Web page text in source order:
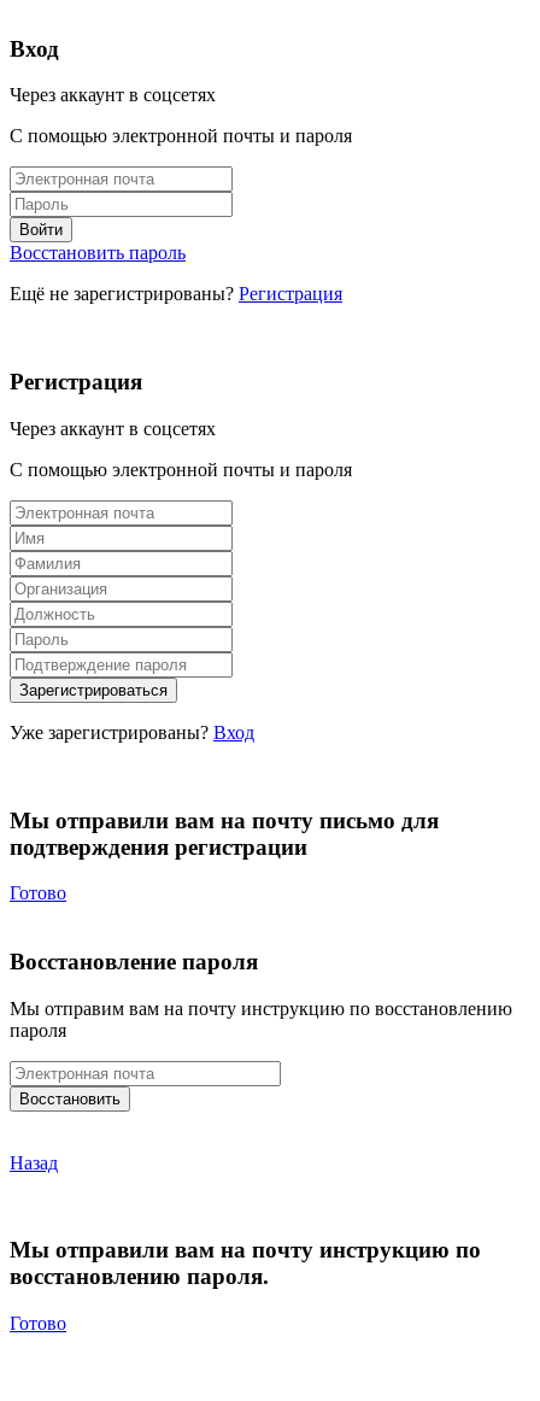
Вход
Через аккаунт в соцсетях
С помощью электронной почты и пароля
Восстановить пароль
Ещё не зарегистрированы? Регистрация
Регистрация
Через аккаунт в соцсетях
С помощью электронной почты и пароля
Уже зарегистрированы? Вход
Мы отправили вам на почту письмо для
подтверждения регистрации
Готово
Восстановление пароля
Мы отправим вам на почту инструкцию по восстановлению
пароля
Назад
Мы отправили вам на почту инструкцию по
восстановлению пароля.
Готово